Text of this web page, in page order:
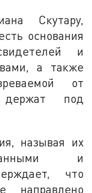
Скутару,
основания
и
а также
от
держат под
называя их
и
что
направлено